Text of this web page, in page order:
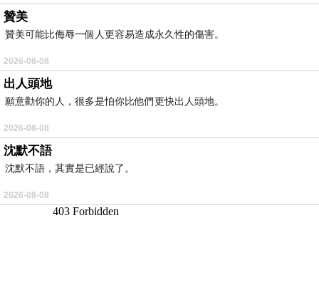
贊美
贊美可能比侮辱一個人更容易造成永久性的傷害。
2026-08-08
出人頭地
願意勸你的人，很多是怕你比他們更快出人頭地。
2026-08-08
沈默不語
沈默不語，其實是已經說了。
2026-08-08